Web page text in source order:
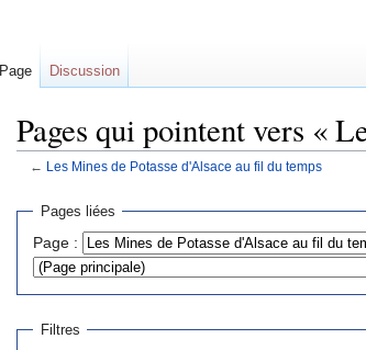
Pages qui pointent vers «
← Les Mines de Potasse d'Alsace au fil du temps
Pages liées
Page :
Filtres
Page Discussion